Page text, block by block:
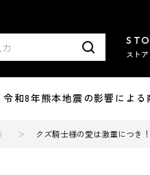
ストア
8年熊本地震の影響による
クズ騎士様の愛は激重につき！